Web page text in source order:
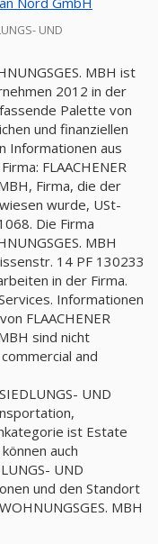
UND
MBH ist
2012 in der
Palette von
und finanziellen
Informationen aus
FLAACHENER
Firma, die der
wurde, USt-
Die Firma
MBH
14 PF 130233
in der Firma.
Informationen
FLAACHENER
sind nicht
and
UND
ist Estate
auch
UND
und den Standort
MBH